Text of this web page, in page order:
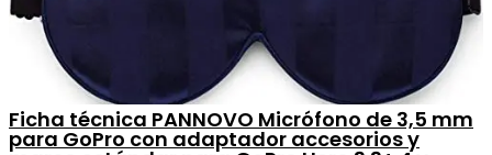
Ficha técnica PANNOVO Micrófono de 3,5 mm
para GoPro con adaptador accesorios y